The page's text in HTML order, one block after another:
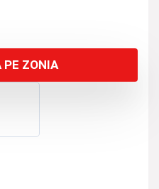
PE ZONIA